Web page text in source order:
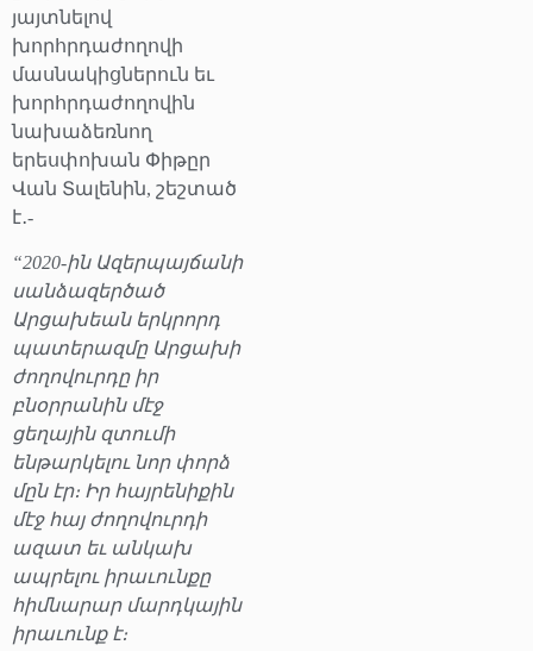
յայտնելով
խորհրդաժողովի
մասնակիցներուն եւ
խորհրդաժողովին
նախաձեռնող
երեսփոխան Փիթըր
Վան Տալենին, շեշտած
է․-
“2020-ին Ազերպայճանի
սանձազերծած
Արցախեան երկրորդ
պատերազմը Արցախի
ժողովուրդը իր
բնօրրանին մէջ
ցեղային զտումի
ենթարկելու նոր փորձ
մըն էր։ Իր հայրենիքին
մէջ հայ ժողովուրդի
ազատ եւ անկախ
ապրելու իրաւունքը
հիմնարար մարդկային
իրաւունք է։